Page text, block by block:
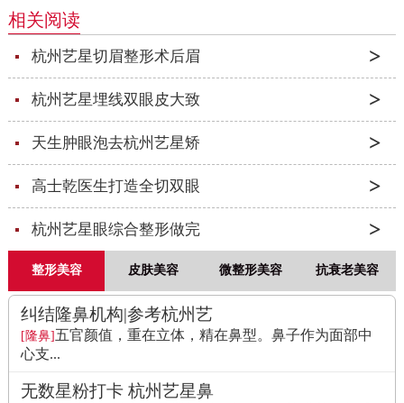
相关阅读
杭州艺星切眉整形术后眉
杭州艺星埋线双眼皮大致
天生肿眼泡去杭州艺星矫
高士乾医生打造全切双眼
杭州艺星眼综合整形做完
整形美容 皮肤美容 微整形美容 抗衰老美容
纠结隆鼻机构|参考杭州艺
[隆鼻]五官颜值，重在立体，精在鼻型。鼻子作为面部中
心支...
无数星粉打卡 杭州艺星鼻